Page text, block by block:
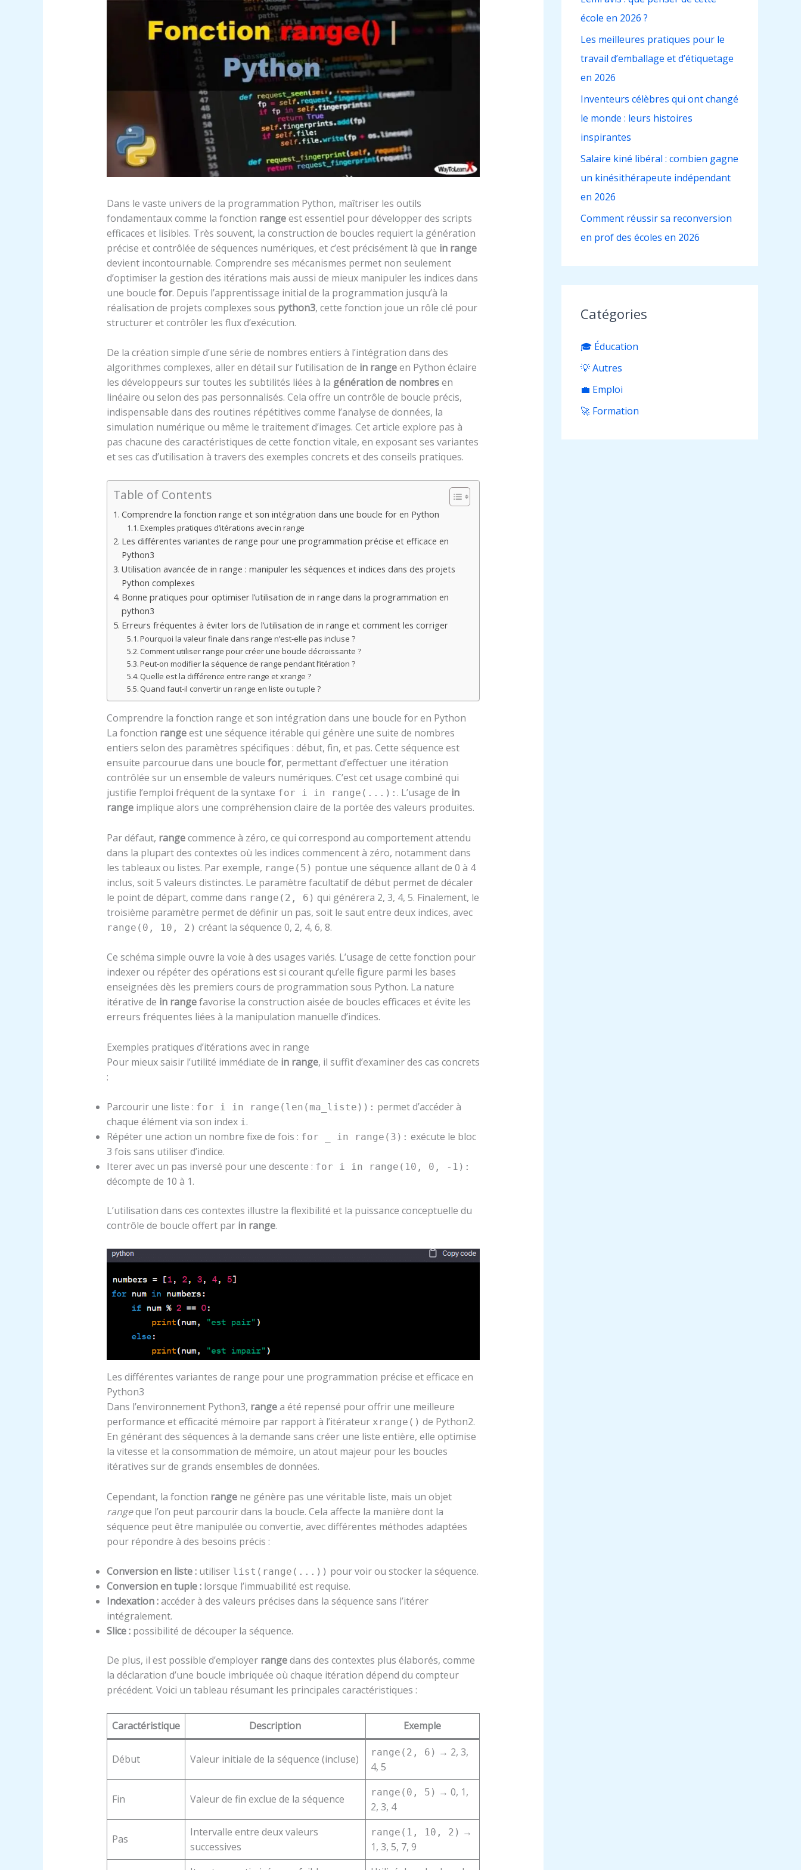
Dans le vaste univers de la programmation Python, maîtriser les outils
fondamentaux comme la fonction rangeest essentiel pour développer des scripts
efficaces et lisibles. Très souvent, la construction de boucles requiert la génération
précise et contrôlée de séquences numériques, et c’est précisément là que in range
devient incontournable. Comprendre ses mécanismes permet non seulement
d’optimiser la gestion des itérations mais aussi de mieux manipuler les indices dans
une boucle for. Depuis l’apprentissage initial de la programmation jusqu’à la
réalisation de projets complexes sous python3, cette fonction joue un rôle clé pour
structurer et contrôler les flux d’exécution.
De la création simple d’une série de nombres entiers à l’intégration dans des
algorithmes complexes, aller en détail sur l’utilisation de in rangeen Python éclaire
les développeurs sur toutes les subtilités liées à la génération de nombresen
linéaire ou selon des pas personnalisés. Cela offre un contrôle de boucle précis,
indispensable dans des routines répétitives comme l’analyse de données, la
simulation numérique ou même le traitement d’images. Cet article explore pas à
pas chacune des caractéristiques de cette fonction vitale, en exposant ses variantes
et ses cas d’utilisation à travers des exemples concrets et des conseils pratiques.
Table of Contents
Comprendre la fonction range et son intégration dans une boucle for en Python
Exemples pratiques d’itérations avec in range
Les différentes variantes de range pour une programmation précise et efficace en
Python3
Utilisation avancée de in range : manipuler les séquences et indices dans des projets
Python complexes
Bonne pratiques pour optimiser l’utilisation de in range dans la programmation en
python3
Erreurs fréquentes à éviter lors de l’utilisation de in range et comment les corriger
Pourquoi la valeur finale dans range n’est-elle pas incluse ?
Comment utiliser range pour créer une boucle décroissante ?
Peut-on modifier la séquence de range pendant l’itération ?
Quelle est la différence entre range et xrange ?
Quand faut-il convertir un range en liste ou tuple ?
Comprendre la fonction range et son intégration dans une boucle for en Python
La fonction rangeest une séquence itérable qui génère une suite de nombres
entiers selon des paramètres spécifiques : début, fin, et pas. Cette séquence est
ensuite parcourue dans une boucle for, permettant d’effectuer une itération
contrôlée sur un ensemble de valeurs numériques. C’est cet usage combiné qui
justifie l’emploi fréquent de la syntaxe for i in range(...): . L’usage de in
rangeimplique alors une compréhension claire de la portée des valeurs produites.
Par défaut, rangecommence à zéro, ce qui correspond au comportement attendu
dans la plupart des contextes où les indices commencent à zéro, notamment dans
les tableaux ou listes. Par exemple, range(5) pontue une séquence allant de 0 à 4
inclus, soit 5 valeurs distinctes. Le paramètre facultatif de début permet de décaler
le point de départ, comme dans range(2, 6) qui générera 2, 3, 4, 5. Finalement, le
troisième paramètre permet de définir un pas, soit le saut entre deux indices, avec
range(0, 10, 2) créant la séquence 0, 2, 4, 6, 8.
Ce schéma simple ouvre la voie à des usages variés. L’usage de cette fonction pour
indexer ou répéter des opérations est si courant qu’elle figure parmi les bases
enseignées dès les premiers cours de programmation sous Python. La nature
itérative de in rangefavorise la construction aisée de boucles efficaces et évite les
erreurs fréquentes liées à la manipulation manuelle d’indices.
Exemples pratiques d’itérations avec in range
Pour mieux saisir l’utilité immédiate de in range, il suffit d’examiner des cas concrets
:
Parcourir une liste : for i in range(len(ma_liste)): permet d’accéder à
chaque élément via son index i.
Répéter une action un nombre fixe de fois : for _ in range(3): exécute le bloc
3 fois sans utiliser d’indice.
Iterer avec un pas inversé pour une descente : for i in range(10, 0, -1):
décompte de 10 à 1.
L’utilisation dans ces contextes illustre la flexibilité et la puissance conceptuelle du
contrôle de boucle offert par in range.
Les différentes variantes de range pour une programmation précise et efficace en
Python3
Dans l’environnement Python3, rangea été repensé pour offrir une meilleure
performance et efficacité mémoire par rapport à l’itérateur xrange() de Python2.
En générant des séquences à la demande sans créer une liste entière, elle optimise
la vitesse et la consommation de mémoire, un atout majeur pour les boucles
itératives sur de grands ensembles de données.
Cependant, la fonction rangene génère pas une véritable liste, mais un objet
rangeque l’on peut parcourir dans la boucle. Cela affecte la manière dont la
séquence peut être manipulée ou convertie, avec différentes méthodes adaptées
pour répondre à des besoins précis :
Conversion en liste :utiliser list(range(...)) pour voir ou stocker la séquence.
Conversion en tuple :lorsque l’immuabilité est requise.
Indexation :accéder à des valeurs précises dans la séquence sans l’itérer
intégralement.
Slice :possibilité de découper la séquence.
De plus, il est possible d’employer rangedans des contextes plus élaborés, comme
la déclaration d’une boucle imbriquée où chaque itération dépend du compteur
précédent. Voici un tableau résumant les principales caractéristiques :
Caractéristique Description Exemple
Début Valeur initiale de la séquence (incluse)
range(2, 6) → 2, 3,
4, 5
Fin Valeur de fin exclue de la séquence
range(0, 5) → 0, 1,
2, 3, 4
Pas
Intervalle entre deux valeurs
successives
range(1, 10, 2) →
1, 3, 5, 7, 9
h
e
r
:
école en 2026 ?
Les meilleures pratiques pour le
travail d’emballage et d’étiquetage
en 2026
Inventeurs célèbres qui ont changé
le monde : leurs histoires
inspirantes
Salaire kiné libéral : combien gagne
un kinésithérapeute indépendant
en 2026
Comment réussir sa reconversion
en prof des écoles en 2026
Catégories
🎓 Éducation
💡 Autres
💼 Emploi
🚀 Formation